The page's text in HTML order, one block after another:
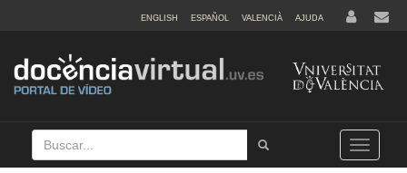
ENGLISH ESPAÑOL VALENCIÀ AJUDA
Buscar
Tramet
Toggle
navigation